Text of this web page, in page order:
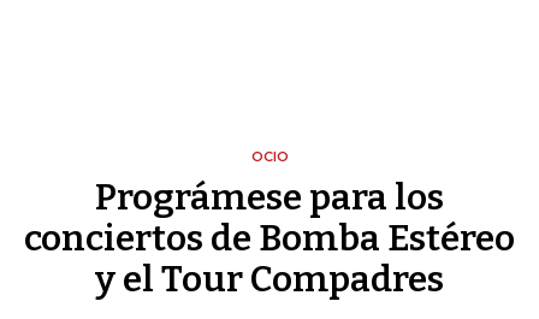
OCIO
Prográmese para los
conciertos de Bomba Estéreo
y el Tour Compadres